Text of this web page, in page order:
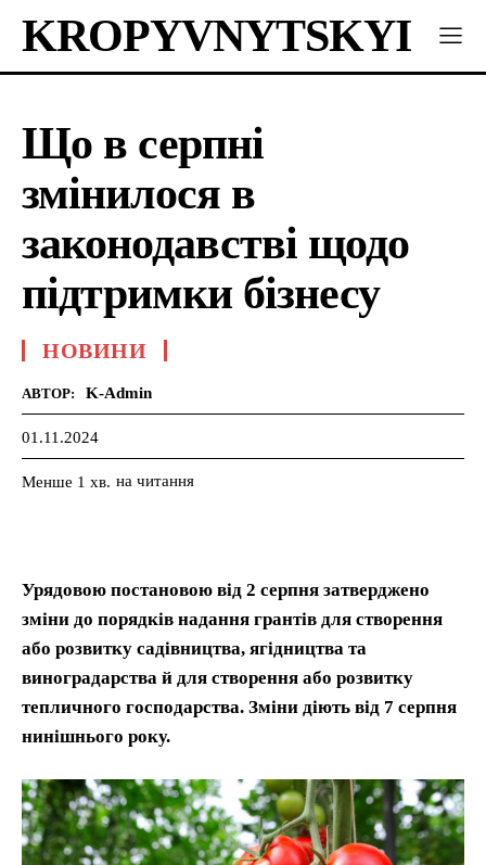
KROPYVNYTSKYI
Що в серпні
змінилося в
законодавстві щодо
підтримки бізнесу
НОВИНИ
АВТОР: K-Admin
01.11.2024
Менше 1 хв. на читання
Урядовою постановою від 2 серпня затверджено
зміни до порядків надання грантів для створення
або розвитку садівництва, ягідництва та
виноградарства й для створення або розвитку
тепличного господарства. Зміни діють від 7 серпня
нинішнього року.